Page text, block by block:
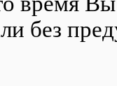
без